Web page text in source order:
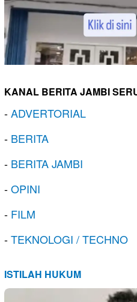
KANAL BERITA JAMBI
-ADVERTORIAL
- BERITA
- BERITA JAMBI
-OPINI
- FILM
-TEKNOLOGI / TECHNO
ISTILAH HUKUM